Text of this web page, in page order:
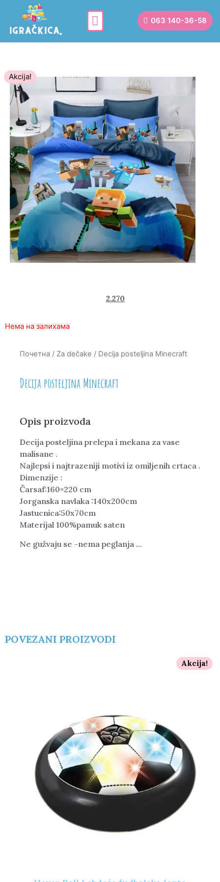
063 140-36-58
Akcija!
2.270
Нема на залихама
Почетна / Za dečake / Decija posteljina Minecraft
Decija posteljina Minecraft
Opis proizvoda
Decija posteljina prelepa i mekana za vase
malisane .
Najlepsi i najtrazeniji motivi iz omiljenih crtaca .
Dimenzije :
Čarsaf:160×220 cm
Jorganska navlaka :140x200cm
Jastucnica:50x70cm
Materijal 100%pamuk saten
Ne gužvaju se -nema peglanja …
POVEZANI PROIZVODI
Akcija!